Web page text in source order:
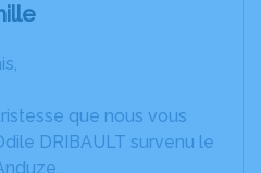
que nous vous
DRIBAULT survenu le